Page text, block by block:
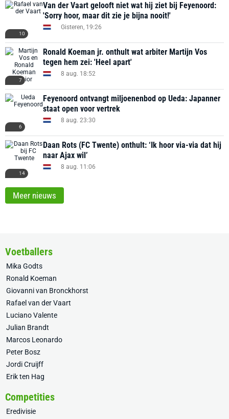
10
Van der Vaart gelooft niet wat hij ziet bij Feyenoord:
'Sorry hoor, maar dit zie je bijna nooit!'
Gisteren, 19:26
7
Ronald Koeman jr. onthult wat arbiter Martijn Vos
tegen hem zei: 'Heel apart'
8 aug. 18:52
6
Feyenoord ontvangt miljoenenbod op Ueda: Japanner
staat open voor vertrek
8 aug. 23:30
14
Daan Rots (FC Twente) onthult: ‘Ik hoor via-via dat hij
naar Ajax wil’
8 aug. 11:06
Meer nieuws
Voetballers
Mika Godts
Ronald Koeman
Giovanni van Bronckhorst
Rafael van der Vaart
Luciano Valente
Julian Brandt
Marcos Leonardo
Peter Bosz
Jordi Cruijff
Erik ten Hag
Competities
Eredivisie